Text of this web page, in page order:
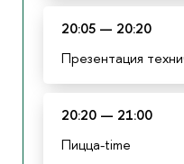
20:05 — 20:20
Презентация
20:20 — 21:00
Пицца-time